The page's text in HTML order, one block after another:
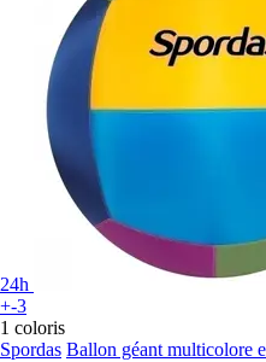
24h
+-3
1 coloris
Spordas Ballon géant multicolore